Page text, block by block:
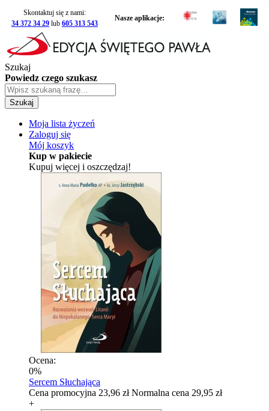
Skontaktuj się z nami:
34 372 34 29 lub 605 313 543
Nasze aplikacje:
Szukaj
Powiedz czego szukasz
Szukaj
Moja lista życzeń
Zaloguj się
Mój koszyk
Kup w pakiecie
Kupuj więcej i oszczędzaj!
Ocena:
0%
Sercem Słuchająca
Cena promocyjna 23,96 zł Normalna cena 29,95 zł
+